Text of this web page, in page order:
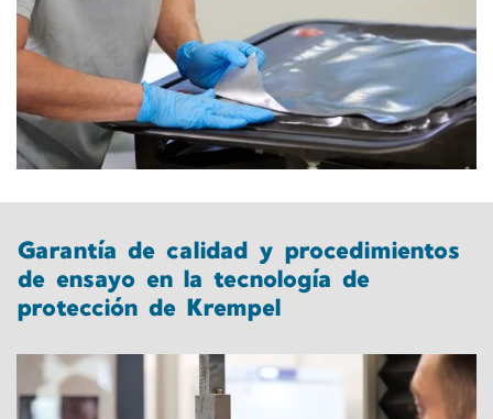
Garantía de calidad y procedimientos
de ensayo en la tecnología de
protección de Krempel